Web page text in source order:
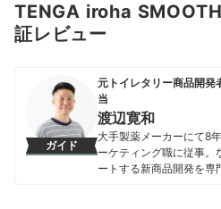
TENGA iroha
証レビュー
ガイド
元トイレタリー商品開発
当
渡辺寛和
大手製薬メーカーにて8
ーケティング職に従事。
ートする新商品開発を専